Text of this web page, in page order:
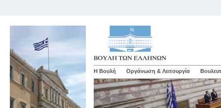
Η Βουλή Οργάνωση & Λειτουργία